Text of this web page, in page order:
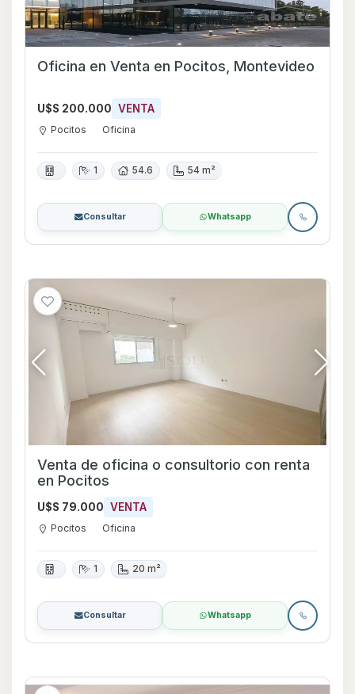
Oficina en Venta en Pocitos, Montevideo
U$S 200.000 VENTA
Pocitos Oficina
1 54.6 54 m²
Consultar Whatsapp
Venta de oficina o consultorio con renta
en Pocitos
U$S 79.000 VENTA
Pocitos Oficina
1 20 m²
Consultar Whatsapp